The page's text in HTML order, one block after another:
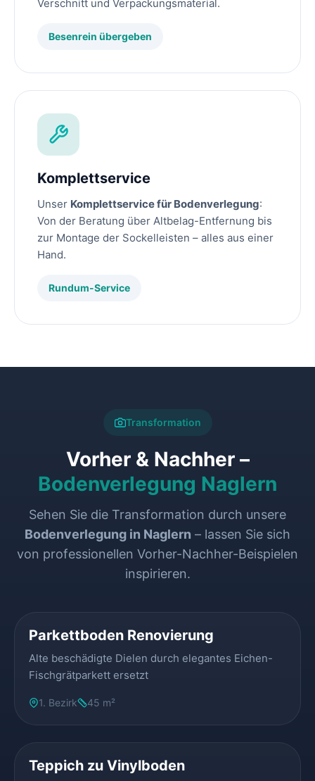
Verschnitt und Verpackungsmaterial.
Besenrein übergeben
Komplettservice
Unser Komplettservice für Bodenverlegung:
Von der Beratung über Altbelag-Entfernung bis
zur Montage der Sockelleisten – alles aus einer
Hand.
Rundum-Service
Transformation
Vorher & Nachher –
Bodenverlegung Naglern
Sehen Sie die Transformation durch unsere
Bodenverlegung in Naglern – lassen Sie sich
von professionellen Vorher-Nachher-Beispielen
inspirieren.
Parkettboden Renovierung
Alte beschädigte Dielen durch elegantes Eichen-
Fischgrätparkett ersetzt
1. Bezirk 45 m²
Teppich zu Vinylboden